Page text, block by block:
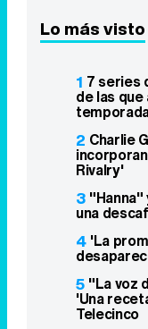
Lo más visto
1 7 series
de las
2 Charlie
Rivalry'
3
una
4 'La
5 "La voz
'Una
Telecinco